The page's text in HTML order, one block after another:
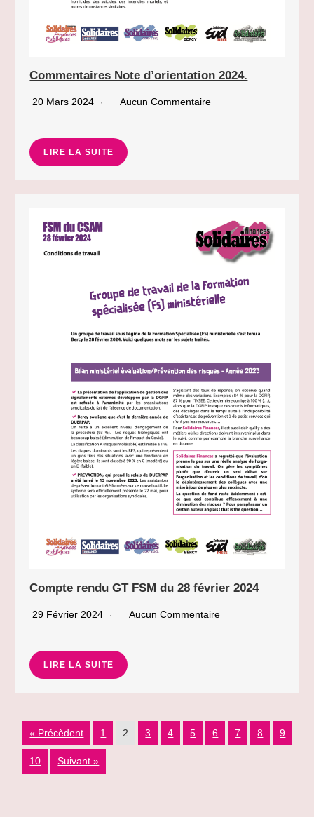
Commentaires Note d’orientation 2024.
20 Mars 2024 Aucun Commentaire
LIRE LA SUITE
Compte rendu GT FSM du 28 février 2024
29 Février 2024 Aucun Commentaire
LIRE LA SUITE
« Précèdent 1 2 3 4 5 6 7 8 9
10 Suivant »